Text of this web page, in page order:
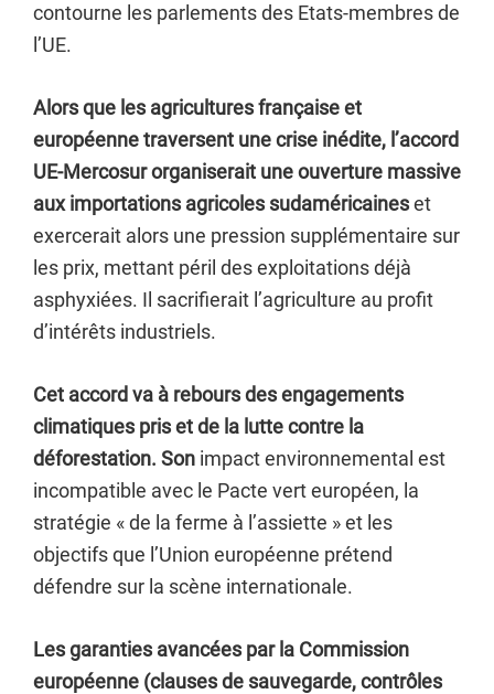
contourne les parlements des Etats-membres de
l’UE.
Alors que les agricultures française et
européenne traversent une crise inédite, l’accord
UE-Mercosur organiserait une ouverture massive
aux importations agricoles sudaméricaineset
exercerait alors une pression supplémentaire sur
les prix, mettant péril des exploitations déjà
asphyxiées. Il sacrifierait l’agriculture au profit
d’intérêts industriels.
Cet accord va à rebours des engagements
climatiques pris et de la lutte contre la
déforestation. Son impact environnemental est
incompatible avec le Pacte vert européen, la
stratégie « de la ferme à l’assiette » et les
objectifs que l’Union européenne prétend
défendre sur la scène internationale.
Les garanties avancées par la Commission
européenne (clauses de sauvegarde, contrôles